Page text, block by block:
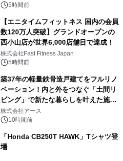
5時間前
【エニタイムフィットネス 国内の会員
数120万人突破】グランドオープンの
西小山店が世界6,000店舗目で達成！
株式会社Fast Fitness Japan
5時間前
築37年の軽量鉄骨造戸建てをフルリノ
ベーション！内と外をつなぐ「土間リ
ビング」で新たな暮らしを叶えた施工
事例を株式会社アースが公開
株式会社アース
10時間前
「Honda CB250T HAWK」Tシャツ登
場